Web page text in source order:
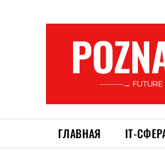
———→ FUTURE
ГЛАВНАЯ ІТ-